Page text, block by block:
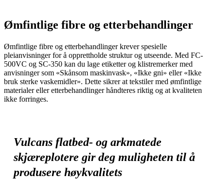
Ømfintlige fibre og etterbehandlinger
Ømfintlige fibre og etterbehandlinger krever spesielle
pleianvisninger for å opprettholde struktur og utseende. Med FC-
500VC og SC-350 kan du lage etiketter og klistremerker med
anvisninger som «Skånsom maskinvask», «Ikke gni» eller «Ikke
bruk sterke vaskemidler». Dette sikrer at tekstiler med ømfintlige
materialer eller etterbehandlinger håndteres riktig og at kvaliteten
ikke forringes.
Vulcans flatbed- og arkmatede
skjæreplotere gir deg muligheten til å
produsere høykvalitets